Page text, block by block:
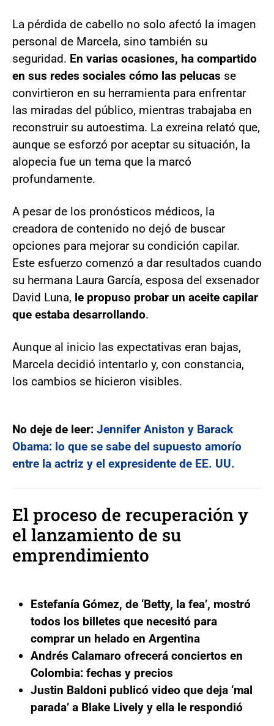
La pérdida de cabello no solo afectó la imagen
personal de Marcela, sino también su
seguridad. En varias ocasiones, ha compartido
en sus redes sociales cómo las pelucas se
convirtieron en su herramienta para enfrentar
las miradas del público, mientras trabajaba en
reconstruir su autoestima. La exreina relató que,
aunque se esforzó por aceptar su situación, la
alopecia fue un tema que la marcó
profundamente.
A pesar de los pronósticos médicos, la
creadora de contenido no dejó de buscar
opciones para mejorar su condición capilar.
Este esfuerzo comenzó a dar resultados cuando
su hermana Laura García, esposa del exsenador
David Luna, le propuso probar un aceite capilar
que estaba desarrollando.
Aunque al inicio las expectativas eran bajas,
Marcela decidió intentarlo y, con constancia,
los cambios se hicieron visibles.
No deje de leer: Jennifer Aniston y Barack
Obama: lo que se sabe del supuesto amorío
entre la actriz y el expresidente de EE. UU.
El proceso de recuperación y
el lanzamiento de su
emprendimiento
Estefanía Gómez, de ‘Betty, la fea’, mostró
todos los billetes que necesitó para
comprar un helado en Argentina
Andrés Calamaro ofrecerá conciertos en
Colombia: fechas y precios
Justin Baldoni publicó video que deja ‘mal
parada’ a Blake Lively y ella le respondió